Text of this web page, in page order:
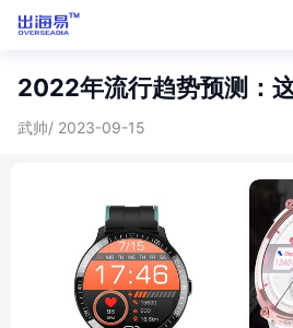
2022年流行趋势预测：
武帅/ 2023-09-15